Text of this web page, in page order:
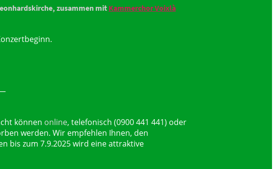
zusammen mit Kammerchor Voixlà
können online, telefonisch (0900 441 441) oder
werden. Wir empfehlen Ihnen, den
bis zum 7.9.2025 wird eine attraktive